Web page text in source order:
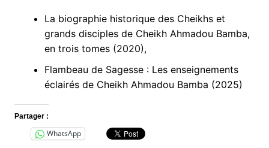
La biographie historique des Cheikhs et
grands disciples de Cheikh Ahmadou Bamba,
en trois tomes (2020),
Flambeau de Sagesse : Les enseignements
éclairés de Cheikh Ahmadou Bamba (2025)
Partager :
WhatsApp